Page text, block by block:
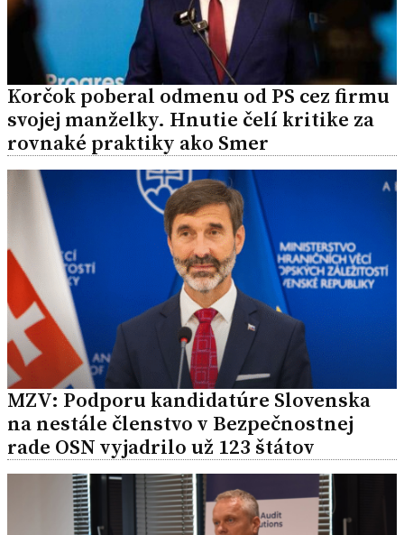
Korčok poberal odmenu od PS cez firmu
svojej manželky. Hnutie čelí kritike za
rovnaké praktiky ako Smer
MZV: Podporu kandidatúre Slovenska
na nestále členstvo v Bezpečnostnej
rade OSN vyjadrilo už 123 štátov